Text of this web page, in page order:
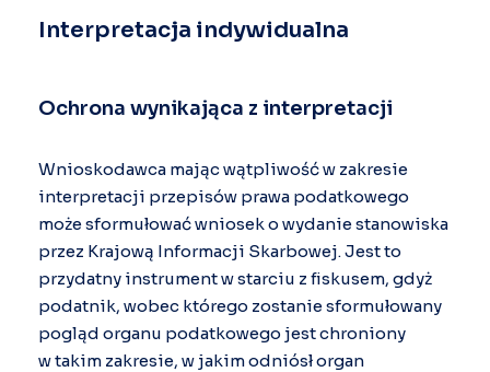
Interpretacja indywidualna
Ochrona wynikająca z interpretacji
Wnioskodawca mając wątpliwość w zakresie
interpretacji przepisów prawa podatkowego
może sformułować wniosek o wydanie stanowiska
przez Krajową Informacji Skarbowej. Jest to
przydatny instrument w starciu z fiskusem, gdyż
podatnik, wobec którego zostanie sformułowany
pogląd organu podatkowego jest chroniony
w takim zakresie, w jakim odniósł organ